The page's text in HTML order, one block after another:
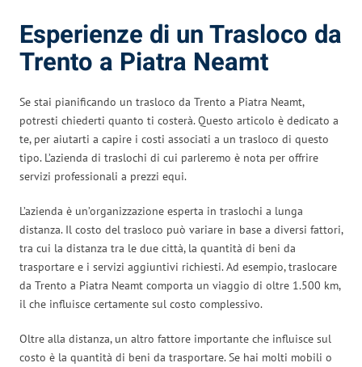
Esperienze di un Trasloco da
Trento a Piatra Neamt
Se stai pianificando un trasloco da Trento a Piatra Neamt,
potresti chiederti quanto ti costerà. Questo articolo è dedicato a
te, per aiutarti a capire i costi associati a un trasloco di questo
tipo. L’azienda di traslochi di cui parleremo è nota per offrire
servizi professionali a prezzi equi.
L’azienda è un’organizzazione esperta in traslochi a lunga
distanza. Il costo del trasloco può variare in base a diversi fattori,
tra cui la distanza tra le due città, la quantità di beni da
trasportare e i servizi aggiuntivi richiesti. Ad esempio, traslocare
da Trento a Piatra Neamt comporta un viaggio di oltre 1.500 km,
il che influisce certamente sul costo complessivo.
Oltre alla distanza, un altro fattore importante che influisce sul
costo è la quantità di beni da trasportare. Se hai molti mobili o